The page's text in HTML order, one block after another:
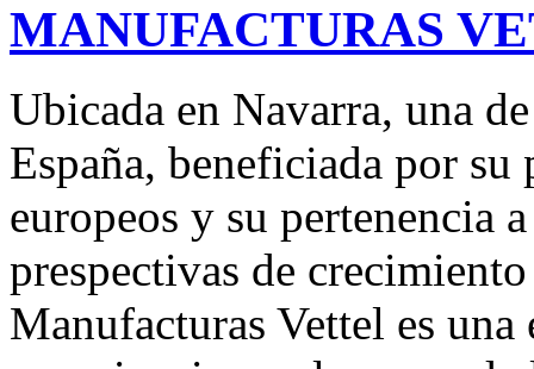
MANUFACTURAS
Ubicada en Navarra, una
España, beneficiada por
europeos y su pertenencia
prespectivas de
Manufacturas Vettel es una